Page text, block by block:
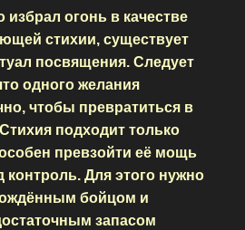
избрал огонь в качестве
стихии, существует
посвящения. Следует
одного желания
чтобы превратиться в
подходит только
превзойти её мощь
контроль. Для этого нужно
бойцом и
запасом